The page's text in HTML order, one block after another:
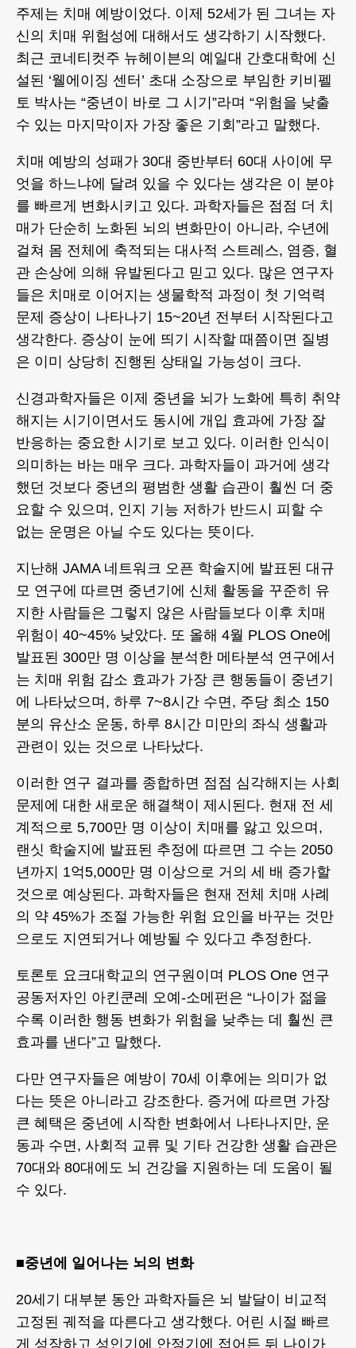
주제는 치매 예방이었다. 이제 52세가 된 그녀는 자
신의 치매 위험성에 대해서도 생각하기 시작했다.
최근 코네티컷주 뉴헤이븐의 예일대 간호대학에 신
설된 ‘웰에이징 센터’ 초대 소장으로 부임한 키비펠
토 박사는 “중년이 바로 그 시기”라며 “위험을 낮출
수 있는 마지막이자 가장 좋은 기회”라고 말했다.
치매 예방의 성패가 30대 중반부터 60대 사이에 무
엇을 하느냐에 달려 있을 수 있다는 생각은 이 분야
를 빠르게 변화시키고 있다. 과학자들은 점점 더 치
매가 단순히 노화된 뇌의 변화만이 아니라, 수년에
걸쳐 몸 전체에 축적되는 대사적 스트레스, 염증, 혈
관 손상에 의해 유발된다고 믿고 있다. 많은 연구자
들은 치매로 이어지는 생물학적 과정이 첫 기억력
문제 증상이 나타나기 15~20년 전부터 시작된다고
생각한다. 증상이 눈에 띄기 시작할 때쯤이면 질병
은 이미 상당히 진행된 상태일 가능성이 크다.
신경과학자들은 이제 중년을 뇌가 노화에 특히 취약
해지는 시기이면서도 동시에 개입 효과에 가장 잘
반응하는 중요한 시기로 보고 있다. 이러한 인식이
의미하는 바는 매우 크다. 과학자들이 과거에 생각
했던 것보다 중년의 평범한 생활 습관이 훨씬 더 중
요할 수 있으며, 인지 기능 저하가 반드시 피할 수
없는 운명은 아닐 수도 있다는 뜻이다.
지난해 JAMA 네트워크 오픈 학술지에 발표된 대규
모 연구에 따르면 중년기에 신체 활동을 꾸준히 유
지한 사람들은 그렇지 않은 사람들보다 이후 치매
위험이 40~45% 낮았다. 또 올해 4월 PLOS One에
발표된 300만 명 이상을 분석한 메타분석 연구에서
는 치매 위험 감소 효과가 가장 큰 행동들이 중년기
에 나타났으며, 하루 7~8시간 수면, 주당 최소 150
분의 유산소 운동, 하루 8시간 미만의 좌식 생활과
관련이 있는 것으로 나타났다.
이러한 연구 결과를 종합하면 점점 심각해지는 사회
문제에 대한 새로운 해결책이 제시된다. 현재 전 세
계적으로 5,700만 명 이상이 치매를 앓고 있으며,
랜싯 학술지에 발표된 추정에 따르면 그 수는 2050
년까지 1억5,000만 명 이상으로 거의 세 배 증가할
것으로 예상된다. 과학자들은 현재 전체 치매 사례
의 약 45%가 조절 가능한 위험 요인을 바꾸는 것만
으로도 지연되거나 예방될 수 있다고 추정한다.
토론토 요크대학교의 연구원이며 PLOS One 연구
공동저자인 아킨쿤레 오예-소메펀은 “나이가 젊을
수록 이러한 행동 변화가 위험을 낮추는 데 훨씬 큰
효과를 낸다”고 말했다.
다만 연구자들은 예방이 70세 이후에는 의미가 없
다는 뜻은 아니라고 강조한다. 증거에 따르면 가장
큰 혜택은 중년에 시작한 변화에서 나타나지만, 운
동과 수면, 사회적 교류 및 기타 건강한 생활 습관은
70대와 80대에도 뇌 건강을 지원하는 데 도움이 될
수 있다.
■중년에 일어나는 뇌의 변화
20세기 대부분 동안 과학자들은 뇌 발달이 비교적
고정된 궤적을 따른다고 생각했다. 어린 시절 빠르
게 성장하고 성인기에 안정기에 접어든 뒤 나이가